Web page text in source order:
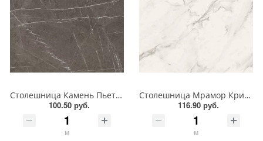
Столешница Камень Пьетра Гриджиа антрацит F205 STG9 EGGER
100.50 руб.
м
Столешница Мрамор Кристалл AF800 ST 9 EGGER
116.90 руб.
м